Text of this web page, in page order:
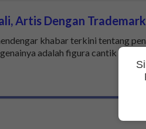
Artis Dengan
khabar terkini tentang
adalah figura cantik ini …